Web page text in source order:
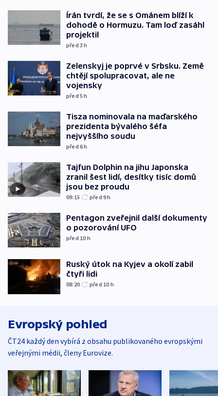
Írán tvrdí, že se s Ománem blíží k
dohodě o Hormuzu. Tam loď zasáhl
projektil
před 3h
Zelenskyj je poprvé v Srbsku. Země
chtějí spolupracovat, ale ne
vojensky
před 5h
Tisza nominovala na maďarského
prezidenta bývalého šéfa
nejvyššího soudu
před 6h
Tajfun Dolphin na jihu Japonska
zranil šest lidí, desítky tisíc domů
jsou bez proudu
09:15 před 9h
Pentagon zveřejnil další dokumenty
o pozorování UFO
před 10 h
Ruský útok na Kyjev a okolí zabil
čtyři lidi
08:20 před 10 h
Evropský pohled
ČT24 každý den vybírá z obsahu publikovaného evropskými
veřejnými médii, členy Eurovize.